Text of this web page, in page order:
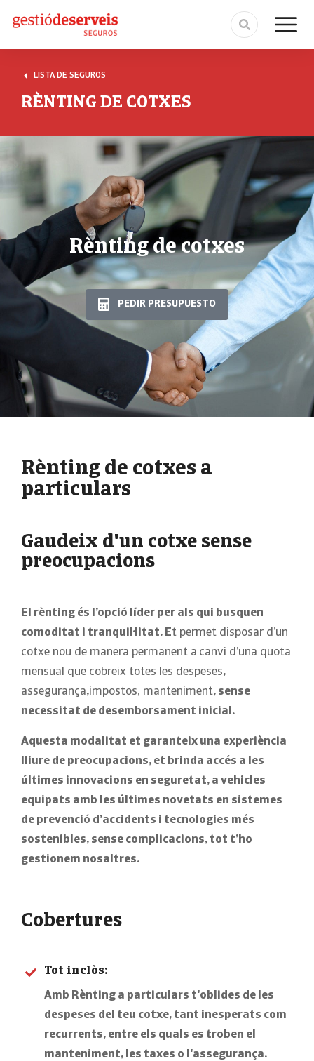
LISTA DE SEGUROS
RÈNTING DE COTXES
Rènting de cotxes
PEDIR PRESUPUESTO
Rènting de cotxes a
particulars
Gaudeix d'un cotxe sense
preocupacions
El rènting és l’opció líder per als qui busquen
comoditat i tranquil·litat. Et permet disposar d’un
cotxe nou de manera permanent a canvi d’una quota
mensual que cobreix totes les despeses,
assegurança,impostos, manteniment, sense
necessitat de desemborsament inicial.
Aquesta modalitat et garanteix una experiència
lliure de preocupacions, et brinda accés a les
últimes innovacions en seguretat, a vehicles
equipats amb les últimes novetats en sistemes
de prevenció d’accidents i tecnologies més
sostenibles, sense complicacions, tot t’ho
gestionem nosaltres.
Cobertures
Tot inclòs:
Amb Rènting a particulars t'oblides de les
despeses del teu cotxe, tant inesperats com
recurrents, entre els quals es troben el
manteniment, les taxes o l'assegurança.